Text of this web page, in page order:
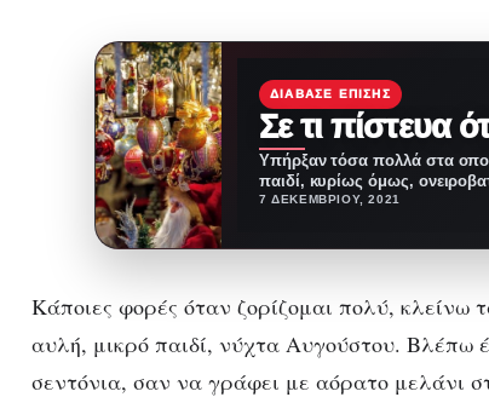
ΔΙΆΒΑΣΕ ΕΠΊΣΗΣ
Σε τι πίστευα
Yπήρξαν τόσα πολλά στα
παιδί, κυρίως όμως,
διάρκεια…
7 ΔΕΚΕΜΒΡΊΟΥ, 2021
Κάποιες φορές όταν ζορίζομαι πολύ, κλείνω
αυλή, μικρό παιδί, νύχτα Αυγούστου. Βλέπω
σεντόνια, σαν να γράφει με αόρατο μελάνι